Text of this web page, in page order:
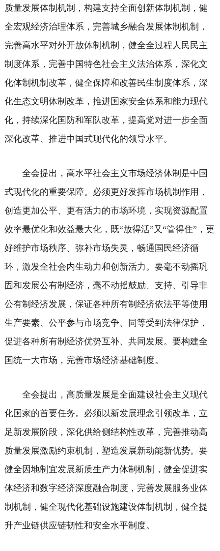
质量发展体制机制，构建支持全面创新体制机制，健
全宏观经济治理体系，完善城乡融合发展体制机制，
完善高水平对外开放体制机制，健全全过程人民民主
制度体系，完善中国特色社会主义法治体系，深化文
化体制机制改革，健全保障和改善民生制度体系，深
化生态文明体制改革，推进国家安全体系和能力现代
化，持续深化国防和军队改革，提高党对进一步全面
深化改革、推进中国式现代化的领导水平。
全会提出，高水平社会主义市场经济体制是中国
式现代化的重要保障。必须更好发挥市场机制作用，
创造更加公平、更有活力的市场环境，实现资源配置
效率最优化和效益最大化，既“放得活”又“管得住”，更
好维护市场秩序、弥补市场失灵，畅通国民经济循
环，激发全社会内生动力和创新活力。要毫不动摇巩
固和发展公有制经济，毫不动摇鼓励、支持、引导非
公有制经济发展，保证各种所有制经济依法平等使用
生产要素、公平参与市场竞争、同等受到法律保护，
促进各种所有制经济优势互补、共同发展。要构建全
国统一大市场，完善市场经济基础制度。
全会提出，高质量发展是全面建设社会主义现代
化国家的首要任务。必须以新发展理念引领改革，立
足新发展阶段，深化供给侧结构性改革，完善推动高
质量发展激励约束机制，塑造发展新动能新优势。要
健全因地制宜发展新质生产力体制机制，健全促进实
体经济和数字经济深度融合制度，完善发展服务业体
制机制，健全现代化基础设施建设体制机制，健全提
升产业链供应链韧性和安全水平制度。